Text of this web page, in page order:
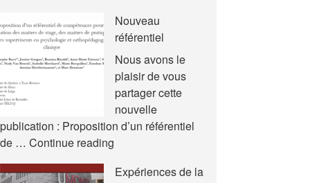
–
Congrès
International
l’Actualité
la
Recherche
Éducation
Nouveau
référentiel
Nous avons le
plaisir de vous
partager cette
nouvelle
publication : Proposition d’un référentiel
de …Continue reading
Expériences de la